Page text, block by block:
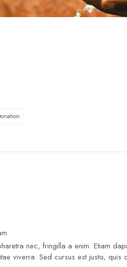
nec, fringilla a enim. Etiam
viverra. Sed cursus est justo,